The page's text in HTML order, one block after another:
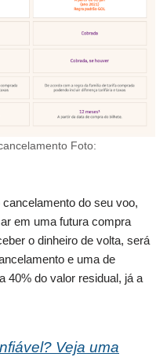
Foto:
do seu voo,
em uma futura compra
o dinheiro de volta, será
e uma de
40% do valor residual, já a
Veja uma